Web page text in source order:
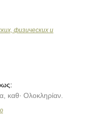
физических и
καθ· Ολοκληρίαν.